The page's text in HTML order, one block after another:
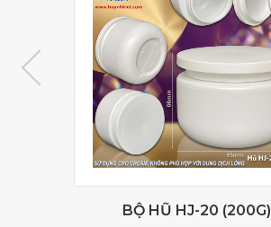
BỘ HŨ HJ-20 (200G)